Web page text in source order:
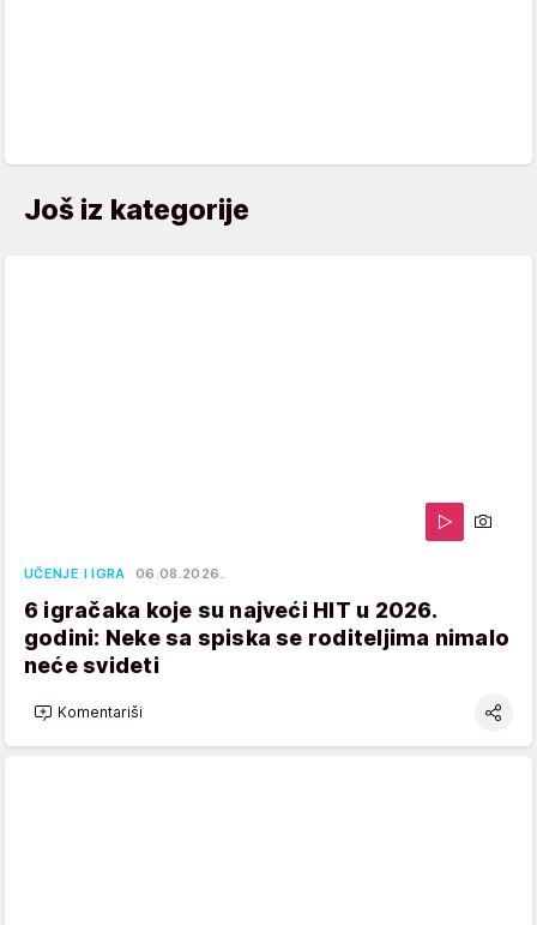
Još iz kategorije
UČENJE I IGRA 06.08.2026.
6 igračaka koje su najveći HIT u 2026.
godini: Neke sa spiska se roditeljima nimalo
neće svideti
Komentariši